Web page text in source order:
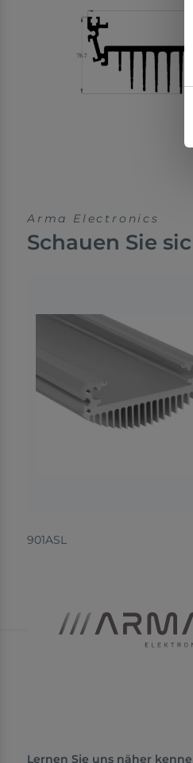
Arma Electronics
Schauen Sie
901ASL
Lernen Sie uns näher